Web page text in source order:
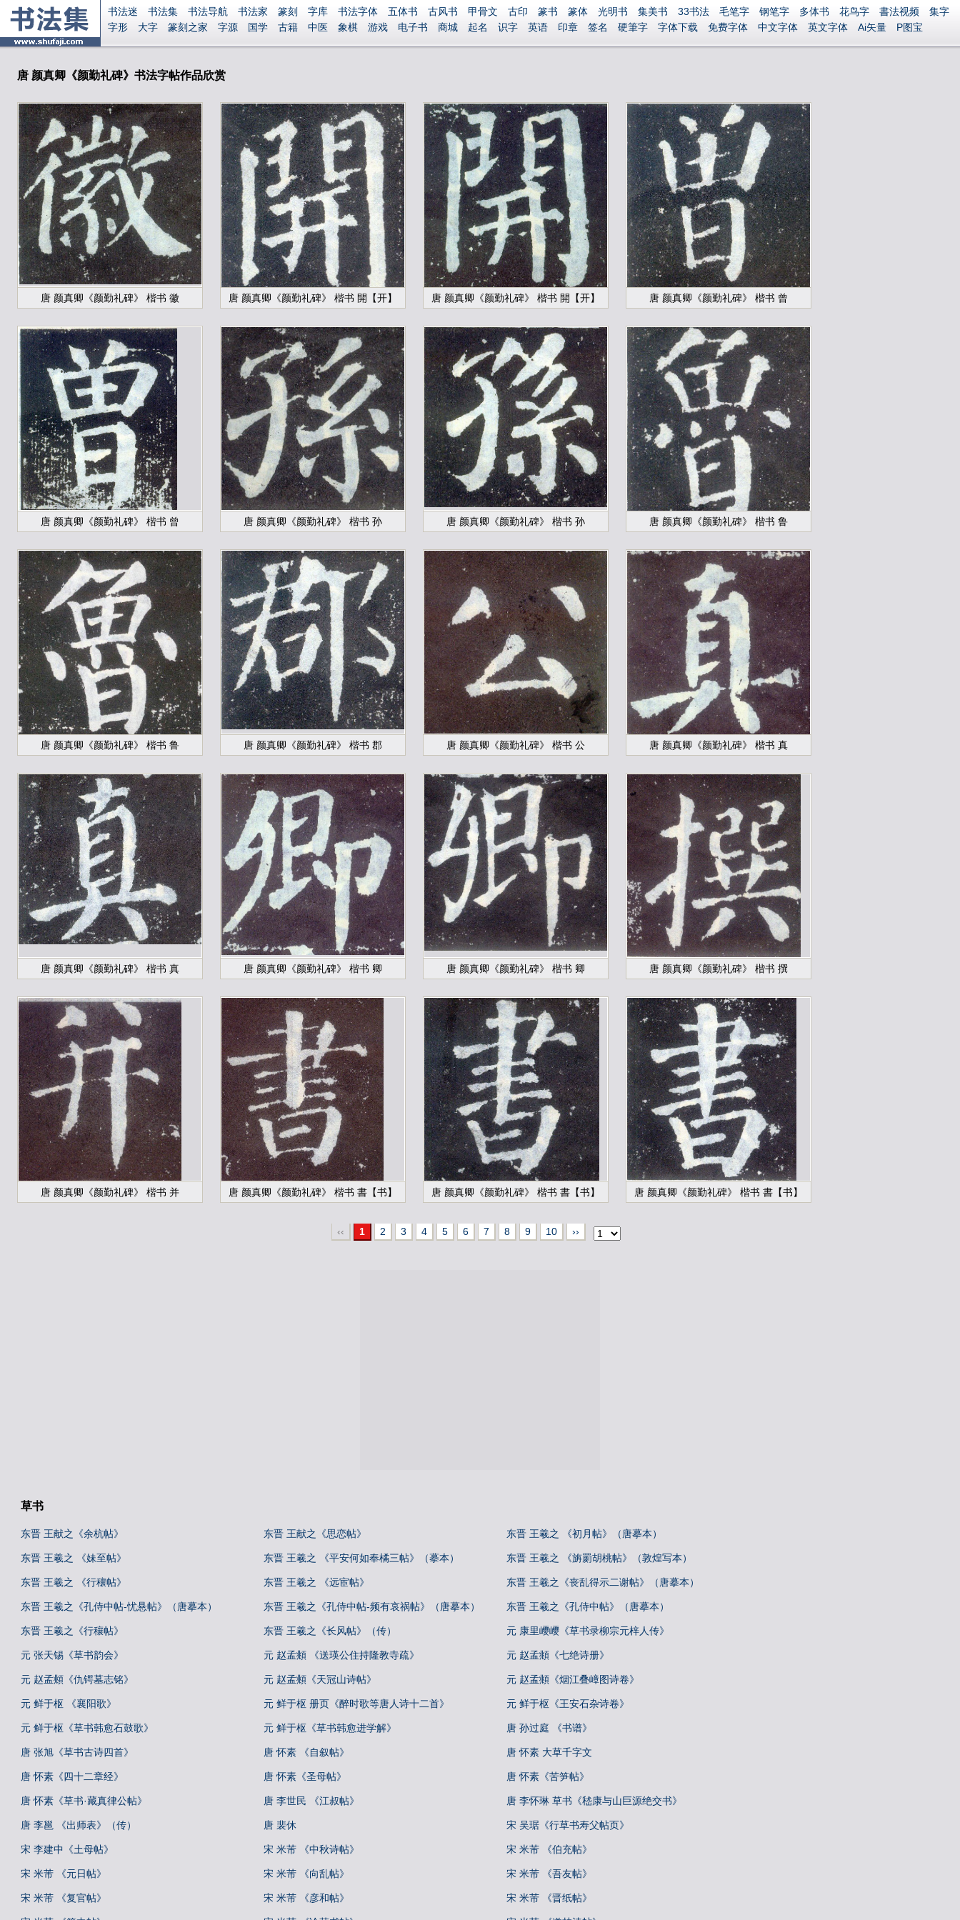
书法迷 书法集 书法导航 书法家 篆刻 字库 书法字体 五体书 古风书 甲骨文 古印 篆书 篆体 光明书 集美书 33书法 毛笔字 钢笔字 多体书 花鸟字 書法视频
集字
字形
大字 篆刻之家 字源 国学 古籍 中医 象棋 游戏 电子书 商城 起名 识字 英语 印章 签名 硬筆字 字体下载 免费字体 中文字体 英文字体 Ai矢量
P图宝
唐 颜真卿《颜勤礼碑》书法字帖作品欣赏
唐 颜真卿《颜勤礼碑》 楷书 徽 唐 颜真卿《颜勤礼碑》 楷书 開【开】 唐 颜真卿《颜勤礼碑》 楷书 開【开】 唐 颜真卿《颜勤礼碑》 楷书 曾
唐 颜真卿《颜勤礼碑》 楷书 曾 唐 颜真卿《颜勤礼碑》 楷书 孙 唐 颜真卿《颜勤礼碑》 楷书 孙 唐 颜真卿《颜勤礼碑》 楷书 鲁
唐 颜真卿《颜勤礼碑》 楷书 鲁 唐 颜真卿《颜勤礼碑》 楷书 郡 唐 颜真卿《颜勤礼碑》 楷书 公 唐 颜真卿《颜勤礼碑》 楷书 真
唐 颜真卿《颜勤礼碑》 楷书 真 唐 颜真卿《颜勤礼碑》 楷书 卿 唐 颜真卿《颜勤礼碑》 楷书 卿 唐 颜真卿《颜勤礼碑》 楷书 撰
唐 颜真卿《颜勤礼碑》 楷书 并 唐 颜真卿《颜勤礼碑》 楷书 書【书】 唐 颜真卿《颜勤礼碑》 楷书 書【书】 唐 颜真卿《颜勤礼碑》 楷书 書【书】
‹‹ 1 2 3 4 5 6 7 8 9 10 ››
草书
东晋 王献之《余杭帖》 东晋 王献之《思恋帖》 东晋 王羲之 《初月帖》（唐摹本）
东晋 王羲之 《妹至帖》 东晋 王羲之 《平安何如奉橘三帖》（摹本） 东晋 王羲之 《旃罽胡桃帖》（敦煌写本）
东晋 王羲之 《行穰帖》 东晋 王羲之 《远宦帖》 东晋 王羲之《丧乱得示二谢帖》（唐摹本）
东晋 王羲之《孔侍中帖-忧悬帖》（唐摹本） 东晋 王羲之《孔侍中帖-频有哀祸帖》（唐摹本） 东晋 王羲之《孔侍中帖》（唐摹本）
东晋 王羲之《行穰帖》 东晋 王羲之《长风帖》（传） 元 康里巎巎《草书录柳宗元梓人传》
元 张天锡《草书韵会》 元 赵孟頫 《送瑛公住持隆教寺疏》 元 赵孟頫《七绝诗册》
元 赵孟頫《仇锷墓志铭》 元 赵孟頫《天冠山诗帖》 元 赵孟頫《烟江叠嶂图诗卷》
元 鲜于枢 《襄阳歌》 元 鲜于枢 册页《醉时歌等唐人诗十二首》 元 鲜于枢《王安石杂诗卷》
元 鲜于枢《草书韩愈石鼓歌》 元 鲜于枢《草书韩愈进学解》 唐 孙过庭 《书谱》
唐 张旭《草书古诗四首》 唐 怀素 《自叙帖》 唐 怀素 大草千字文
唐 怀素《四十二章经》 唐 怀素《圣母帖》 唐 怀素《苦笋帖》
唐 怀素《草书·藏真律公帖》 唐 李世民 《江叔帖》 唐 李怀琳 草书《嵇康与山巨源绝交书》
唐 李邕 《出师表》（传） 唐 裴休 宋 吴琚《行草书寿父帖页》
宋 李建中《土母帖》 宋 米芾 《中秋诗帖》 宋 米芾 《伯充帖》
宋 米芾 《元日帖》 宋 米芾 《向乱帖》 宋 米芾 《吾友帖》
宋 米芾 《复官帖》 宋 米芾 《彦和帖》 宋 米芾 《晋纸帖》